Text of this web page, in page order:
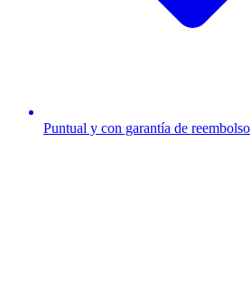
Puntual y con garantía de reembolso